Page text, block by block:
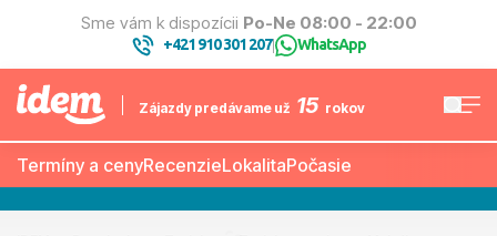
Sme vám k dispozícii Po-Ne 08:00 - 22:00
+421 910 301 207| WhatsApp
Zájazdy predávame už 15 rokov
Termíny a cenyRecenzieLokalitaPočasie